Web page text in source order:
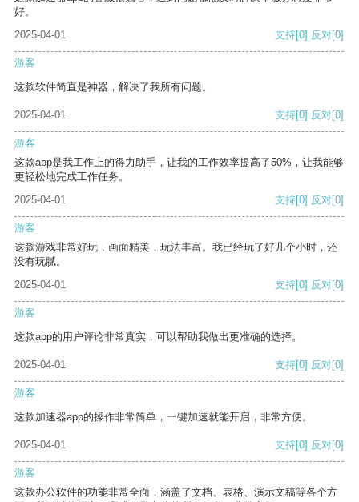
好。
2025-04-01
支持[0] 反对[0]
游客
这款软件简直是神器，解决了我所有问题。
2025-04-01 支持[0] 反对[0]
游客
这款app是我工作上的得力助手，让我的工作效率提高了50%，让我能够
更轻松地完成工作任务。
2025-04-01
支持[0] 反对[0]
游客
这款游戏非常好玩，画面精美，玩法丰富。我已经玩了好几个小时，还
没有玩腻。
2025-04-01
支持[0] 反对[0]
游客
这款app的用户评论非常真实，可以帮助我做出更准确的选择。
2025-04-01 支持[0] 反对[0]
游客
这款加速器app的操作非常简单，一键加速就能开启，非常方便。
2025-04-01 支持[0] 反对[0]
游客
这款办公软件的功能非常全面，涵盖了文档、表格、演示文稿等各个方